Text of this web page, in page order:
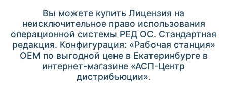
Вы можете купить Лицензия на
неисключительное право использования
операционной системы РЕД ОС. Стандартная
редакция. Конфигурация: «Рабочая станция»
OEM по выгодной цене в Екатеринбурге в
интернет-магазине «АСП-Центр
дистрибьюции».